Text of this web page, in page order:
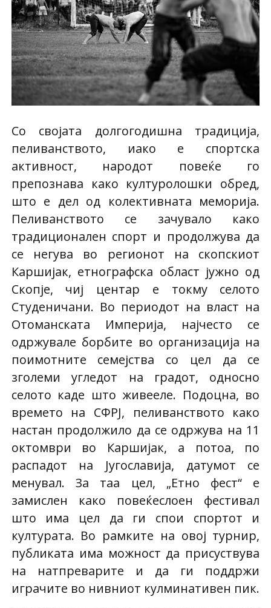
Со својата долгогодишна традиција,
пеливанството, иако е спортска
активност, народот повеќе го
препознава како културолошки обред,
што е дел од колективната меморија.
Пеливанството се зачувало како
традиционален спорт и продолжува да
се негува во регионот на скопскиот
Каршијак, етнографска област јужно од
Скопје, чиј центар е токму селото
Студеничани. Во периодот на власт на
Отоманската Империја, најчесто се
одржувале борбите во организација на
поимотните семејства со цел да се
зголеми угледот на градот, односно
селото каде што живееле. Подоцна, во
времето на СФРЈ, пеливанството како
настан продолжило да се одржува на 11
октомври во Каршијак, а потоа, по
распадот на Југославија, датумот се
менувал. За таа цел, „Етно фест“ е
замислен како повеќеслоен фестивал
што има цел да ги спои спортот и
културата. Во рамките на овој турнир,
публиката има можност да присуствува
на натпреварите и да ги поддржи
играчите во нивниот кулминативен пик.